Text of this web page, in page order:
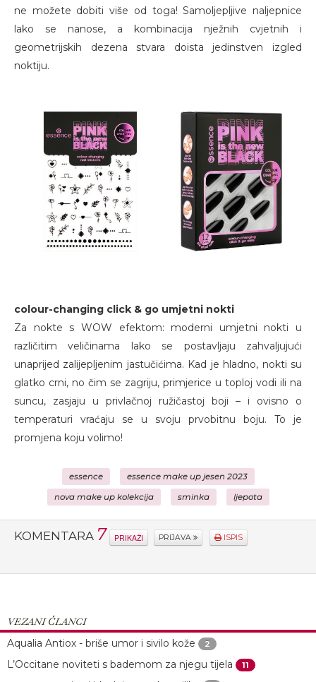
ne možete dobiti više od toga! Samoljepljive naljepnice
lako se nanose, a kombinacija nježnih cvjetnih i
geometrijskih dezena stvara doista jedinstven izgled
noktiju.
colour-changing click & go umjetni nokti
Za nokte s WOW efektom: moderni umjetni nokti u
različitim veličinama lako se postavljaju zahvaljujući
unaprijed zalijepljenim jastučićima. Kad je hladno, nokti su
glatko crni, no čim se zagriju, primjerice u toploj vodi ili na
suncu, zasjaju u privlačnoj ružičastoj boji – i ovisno o
temperaturi vraćaju se u svoju prvobitnu boju. To je
promjena koju volimo!
essence essence make up jesen 2023
nova make up kolekcija sminka ljepota
KOMENTARA 7 PRIKAŽI PRIJAVA ISPIS
VEZANI ČLANCI
Aqualia Antiox - briše umor i sivilo kože
2
L’Occitane noviteti s bademom za njegu tijela 11